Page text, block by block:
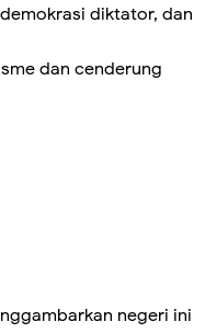
diktator, dan
dan cenderung
negeri ini